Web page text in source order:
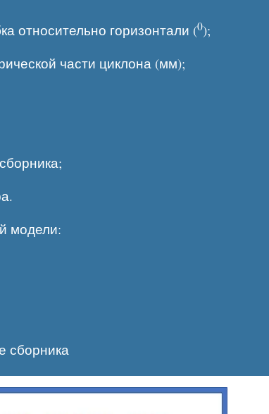
относительно горизонтали (0);
части циклона (мм);
модели:
сборника